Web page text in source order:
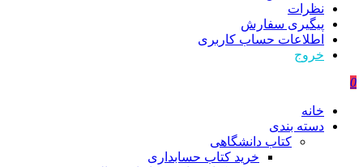
نظرات
پیگیری سفارش
اطلاعات حساب كاربری
خروج
0
خانه
دسته بندی
کتاب دانشگاهی
خرید کتاب حسابداری